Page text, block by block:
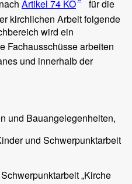
Artikel 74 KO
für die
kirchlichen Arbeit folgende
wird ein
Fachausschüsse arbeiten
und innerhalb der
und Bauangelegenheiten,
und Schwerpunktarbeit
„Kirche